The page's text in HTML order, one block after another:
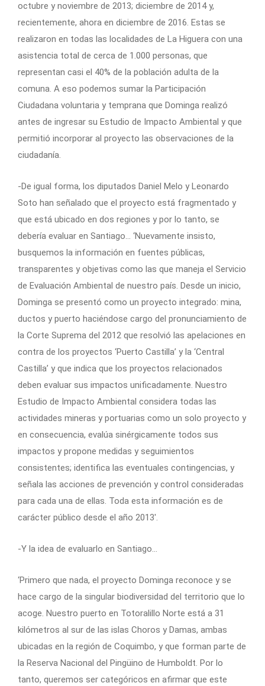
octubre y noviembre de 2013; diciembre de 2014 y,
recientemente, ahora en diciembre de 2016. Estas se
realizaron en todas las localidades de La Higuera con una
asistencia total de cerca de 1.000 personas, que
representan casi el 40% de la población adulta de la
comuna. A eso podemos sumar la Participación
Ciudadana voluntaria y temprana que Dominga realizó
antes de ingresar su Estudio de Impacto Ambiental y que
permitió incorporar al proyecto las observaciones de la
ciudadanía.
-De igual forma, los diputados Daniel Melo y Leonardo
Soto han señalado que el proyecto está fragmentado y
que está ubicado en dos regiones y por lo tanto, se
debería evaluar en Santiago… ‘Nuevamente insisto,
busquemos la información en fuentes públicas,
transparentes y objetivas como las que maneja el Servicio
de Evaluación Ambiental de nuestro país. Desde un inicio,
Dominga se presentó como un proyecto integrado: mina,
ductos y puerto haciéndose cargo del pronunciamiento de
la Corte Suprema del 2012 que resolvió las apelaciones en
contra de los proyectos ‘Puerto Castilla’ y la ‘Central
Castilla’ y que indica que los proyectos relacionados
deben evaluar sus impactos unificadamente. Nuestro
Estudio de Impacto Ambiental considera todas las
actividades mineras y portuarias como un solo proyecto y
en consecuencia, evalúa sinérgicamente todos sus
impactos y propone medidas y seguimientos
consistentes; identifica las eventuales contingencias, y
señala las acciones de prevención y control consideradas
para cada una de ellas. Toda esta información es de
carácter público desde el año 2013′.
-Y la idea de evaluarlo en Santiago…
‘Primero que nada, el proyecto Dominga reconoce y se
hace cargo de la singular biodiversidad del territorio que lo
acoge. Nuestro puerto en Totoralillo Norte está a 31
kilómetros al sur de las islas Choros y Damas, ambas
ubicadas en la región de Coquimbo, y que forman parte de
la Reserva Nacional del Pingüino de Humboldt. Por lo
tanto, queremos ser categóricos en afirmar que este